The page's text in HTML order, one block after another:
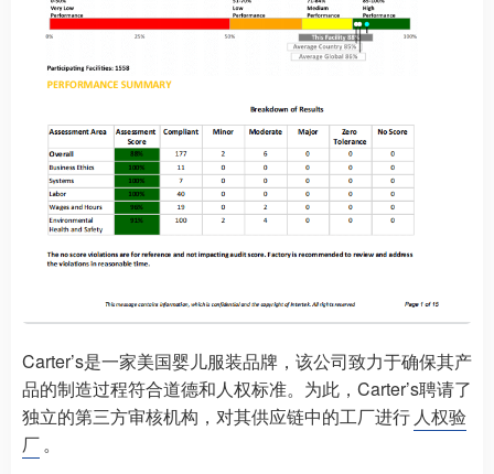
Carter’s是一家美国婴儿服装品牌，该公司致力于确保其产
品的制造过程符合道德和人权标准。为此，Carter’s聘请了
独立的第三方审核机构，对其供应链中的工厂进行 人权验
厂。